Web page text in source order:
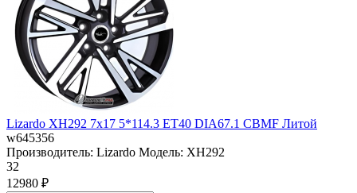
Lizardo XH292 7x17 5*114.3 ET40 DIA67.1 CBMF Литой
w645356
Производитель: Lizardo Модель: XH292
32
12980 ₽